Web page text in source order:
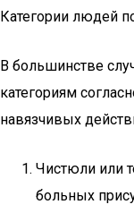
Категории людей
В большинстве
категориям
навязчивых
Чистюли или
больных